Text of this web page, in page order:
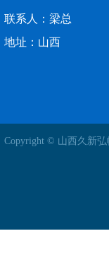
联系人：梁总
地址：山西
Copyright © 山西久新